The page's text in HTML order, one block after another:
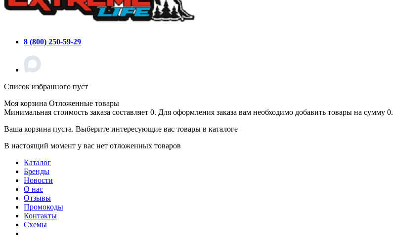
8 (800) 250-59-29
Список избранного пуст
Моя корзина Отложенные товары
Минимальная стоимость заказа составляет 0. Для оформления заказа вам необходимо добавить товары на сумму 0.
Ваша корзина пуста. Выберите интересующие вас товары в каталоге
В настоящий момент у вас нет отложенных товаров
Каталог
Бренды
Новости
О нас
Отзывы
Промокоды
Контакты
Схемы